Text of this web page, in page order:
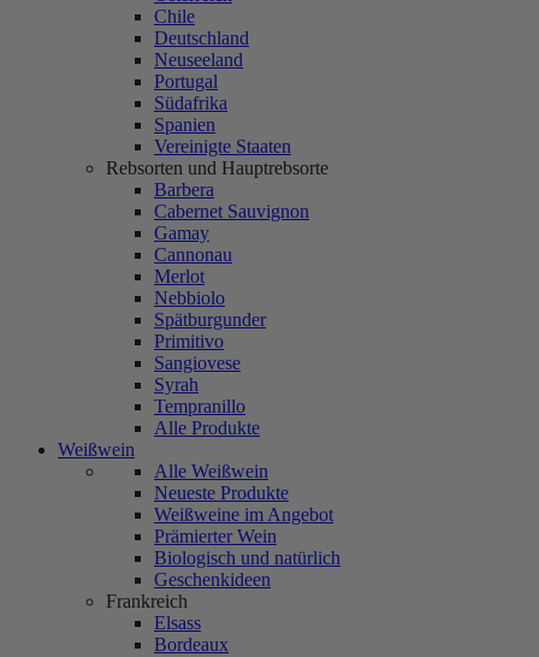
Chile
Deutschland
Neuseeland
Portugal
Südafrika
Spanien
Vereinigte Staaten
Rebsorten und Hauptrebsorte
Barbera
Cabernet Sauvignon
Gamay
Cannonau
Merlot
Nebbiolo
Spätburgunder
Primitivo
Sangiovese
Syrah
Tempranillo
Alle Produkte
Weißwein
Alle Weißwein
Neueste Produkte
Weißweine im Angebot
Prämierter Wein
Biologisch und natürlich
Geschenkideen
Frankreich
Elsass
Bordeaux